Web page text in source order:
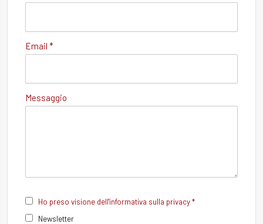
Email *
Messaggio
Ho preso visione dell'informativa sulla privacy *
Newsletter